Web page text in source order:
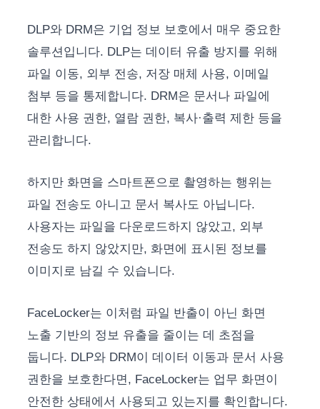
DLP와 DRM은 기업 정보 보호에서 매우 중요한
솔루션입니다. DLP는 데이터 유출 방지를 위해
파일 이동, 외부 전송, 저장 매체 사용, 이메일
첨부 등을 통제합니다. DRM은 문서나 파일에
대한 사용 권한, 열람 권한, 복사·출력 제한 등을
관리합니다.
하지만 화면을 스마트폰으로 촬영하는 행위는
파일 전송도 아니고 문서 복사도 아닙니다.
사용자는 파일을 다운로드하지 않았고, 외부
전송도 하지 않았지만, 화면에 표시된 정보를
이미지로 남길 수 있습니다.
FaceLocker는 이처럼 파일 반출이 아닌 화면
노출 기반의 정보 유출을 줄이는 데 초점을
둡니다. DLP와 DRM이 데이터 이동과 문서 사용
권한을 보호한다면, FaceLocker는 업무 화면이
안전한 상태에서 사용되고 있는지를 확인합니다.